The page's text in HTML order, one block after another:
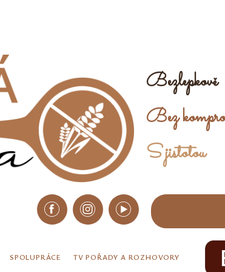
Bezlepkově
Bez
S jistotou
SPOLUPRÁCE TV POŘADY A ROZHOVORY